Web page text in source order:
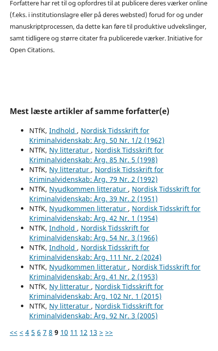
Forfattere har ret til og opfordres til at publicere deres værker online
(f.eks. i institutionslagre eller på deres websted) forud for og under
manuskriptprocessen, da dette kan føre til produktive udvekslinger,
samt tidligere og større citater fra publicerede værker. Initiative for
Open Citations.
Mest læste artikler af samme forfatter(e)
NTfK, Indhold , Nordisk Tidsskrift for
Kriminalvidenskab: Årg. 50 Nr. 1/2 (1962)
NTfK, Ny litteratur , Nordisk Tidsskrift for
Kriminalvidenskab: Årg. 85 Nr. 5 (1998)
NTfK, Ny litteratur , Nordisk Tidsskrift for
Kriminalvidenskab: Årg. 79 Nr. 2 (1992)
NTfK, Nyudkommen litteratur , Nordisk Tidsskrift for
Kriminalvidenskab: Årg. 39 Nr. 2 (1951)
NTfK, Nyudkommen litteratur , Nordisk Tidsskrift for
Kriminalvidenskab: Årg. 42 Nr. 1 (1954)
NTfK, Indhold , Nordisk Tidsskrift for
Kriminalvidenskab: Årg. 54 Nr. 3 (1966)
NTfK, Indhold , Nordisk Tidsskrift for
Kriminalvidenskab: Årg. 111 Nr. 2 (2024)
NTfK, Nyudkommen litteratur , Nordisk Tidsskrift for
Kriminalvidenskab: Årg. 41 Nr. 2 (1953)
NTfK, Ny litteratur , Nordisk Tidsskrift for
Kriminalvidenskab: Årg. 102 Nr. 1 (2015)
NTfK, Ny litteratur , Nordisk Tidsskrift for
Kriminalvidenskab: Årg. 92 Nr. 3 (2005)
<< < 4 5 6 7 8 9 10 11 12 13 > >>